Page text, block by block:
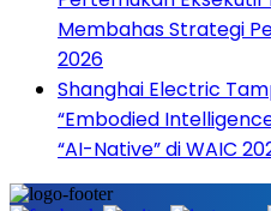
Membahas Strategi
2026
Shanghai Electric
“Embodied
“AI-Native” di WAIC